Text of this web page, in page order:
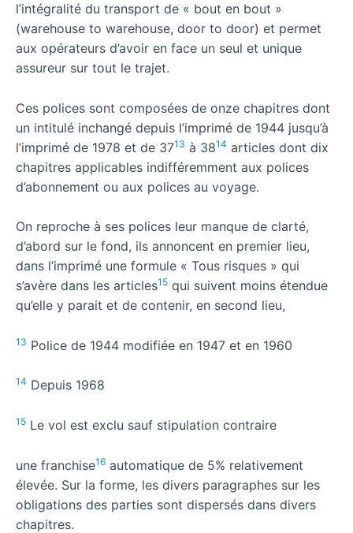
l’intégralité du transport de « bout en bout »
(warehouse to warehouse, door to door) et permet
aux opérateurs d’avoir en face un seul et unique
assureur sur tout le trajet.
Ces polices sont composées de onze chapitres dont
un intitulé inchangé depuis l’imprimé de 1944 jusqu’à
l’imprimé de 1978 et de 3713 à 3814 articles dont dix
chapitres applicables indifféremment aux polices
d’abonnement ou aux polices au voyage.
On reproche à ses polices leur manque de clarté,
d’abord sur le fond, ils annoncent en premier lieu,
dans l’imprimé une formule « Tous risques » qui
s’avère dans les articles15 qui suivent moins étendue
qu’elle y parait et de contenir, en second lieu,
13 Police de 1944 modifiée en 1947 et en 1960
14 Depuis 1968
15 Le vol est exclu sauf stipulation contraire
une franchise16 automatique de 5% relativement
élevée. Sur la forme, les divers paragraphes sur les
obligations des parties sont dispersés dans divers
chapitres.